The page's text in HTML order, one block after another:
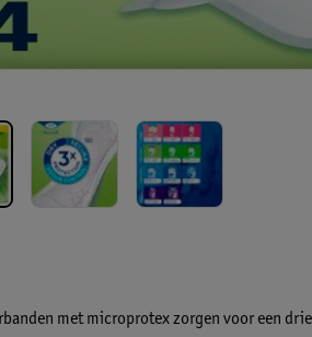
met microprotex zorgen voor een